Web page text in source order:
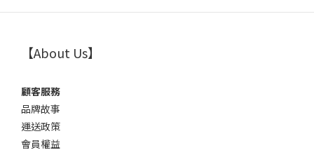
【About Us】
顧客服務
品牌故事
運送政策
會員權益